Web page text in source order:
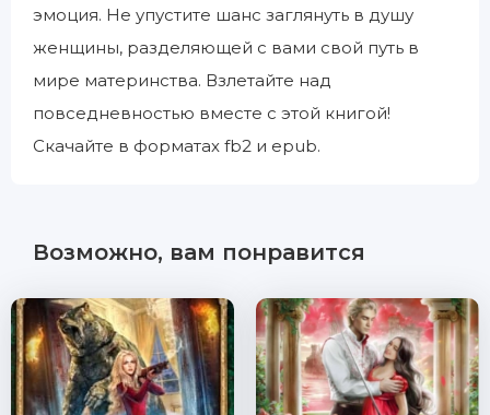
эмоция. Не упустите шанс заглянуть в душу
женщины, разделяющей с вами свой путь в
мире материнства. Взлетайте над
повседневностью вместе с этой книгой!
Скачайте в форматах fb2 и epub.
Возможно, вам понравится